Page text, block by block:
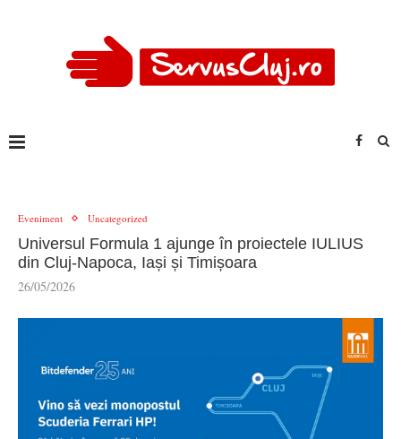
Eveniment Uncategorized
Universul Formula 1 ajunge în proiectele IULIUS
din Cluj-Napoca, Iași și Timișoara
26/05/2026